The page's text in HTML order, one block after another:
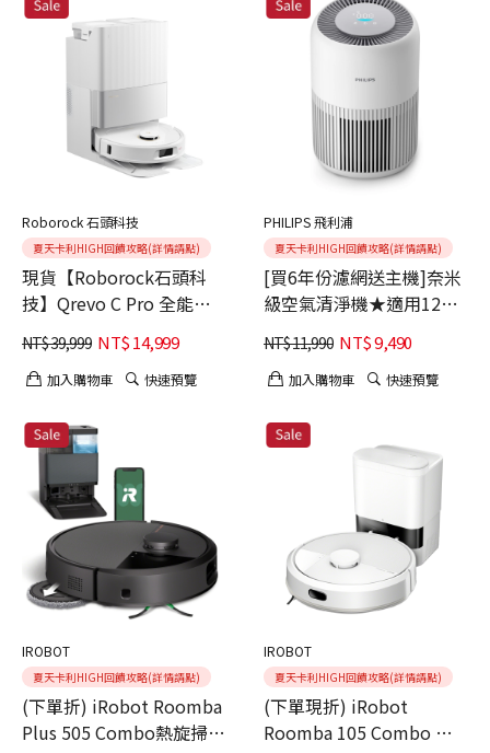
Roborock 石頭科技
夏天卡利HIGH回饋攻略(詳情請點)
現貨【Roborock石頭科
技】Qrevo C Pro 全能掃
拖機器人
NT$39,999 NT$14,999
加入購物車 快速預覽
PHILIPS 飛利浦
夏天卡利HIGH回饋攻略(詳情請點)
[買6年份濾網送主機]奈米
級空氣清淨機★適用12坪
(AC0950)
NT$11,990 NT$9,490
加入購物車 快速預覽
IROBOT
夏天卡利HIGH回饋攻略(詳情請點)
(下單折) iRobot Roomba
Plus 505 Combo熱旋掃拖
IROBOT
夏天卡利HIGH回饋攻略(詳情請點)
(下單現折) iRobot
Roomba 105 Combo 自